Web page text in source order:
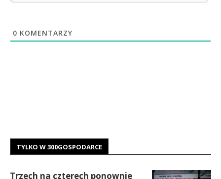
0 KOMENTARZY
TYLKO W 300GOSPODARCE
Trzech na czterech ponownie